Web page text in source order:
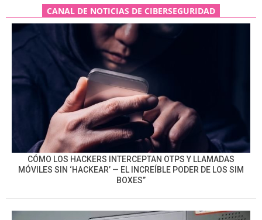
CANAL DE NOTICIAS DE CIBERSEGURIDAD
CÓMO LOS HACKERS INTERCEPTAN OTPS Y LLAMADAS
MÓVILES SIN ‘HACKEAR’ — EL INCREÍBLE PODER DE LOS SIM
BOXES”